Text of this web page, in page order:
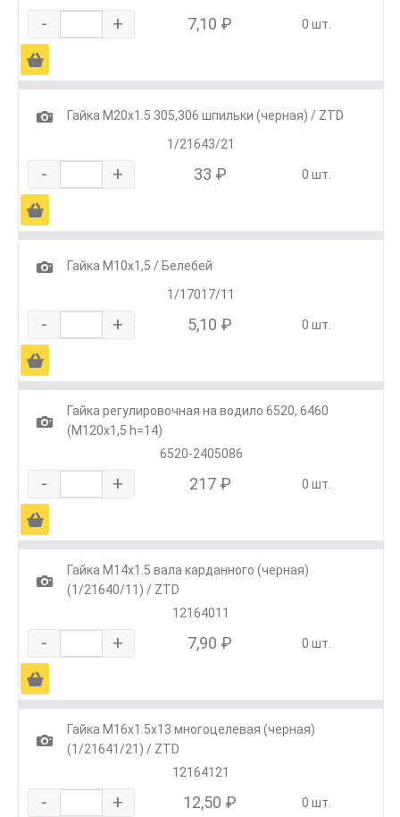
- + 7,10 ₽ 0 шт.
Ä
1
Гайка М20х1.5 305,306 шпильки (черная) / ZTD
1/21643/21
- + 33 ₽ 0 шт.
Ä
1
Гайка М10х1,5 / Белебей
1/17017/11
- + 5,10 ₽ 0 шт.
Ä
1
Гайка регулировочная на водило 6520, 6460
(М120х1,5 h=14)
6520-2405086
- + 217 ₽ 0 шт.
Ä
1
Гайка М14х1.5 вала карданного (черная)
(1/21640/11) / ZTD
12164011
- + 7,90 ₽ 0 шт.
Ä
1
Гайка М16х1.5х13 многоцелевая (черная)
(1/21641/21) / ZTD
12164121
- + 12,50 ₽ 0 шт.